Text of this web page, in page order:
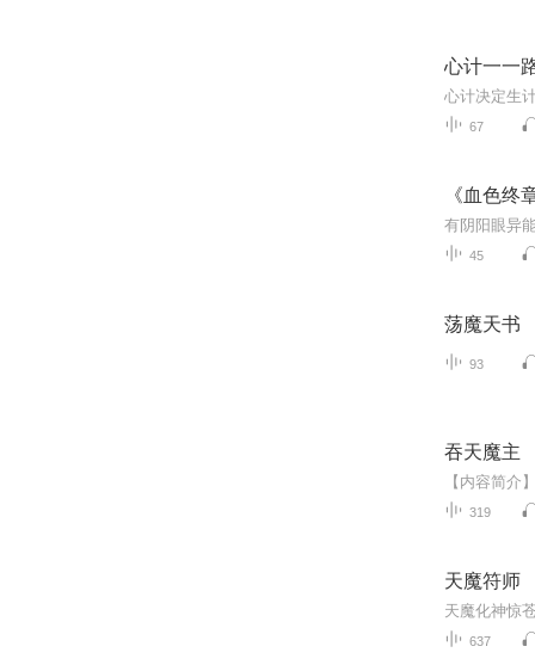
心计一一
67
《血色终
45
荡魔天书
93
吞天魔主
319
天魔符师
637